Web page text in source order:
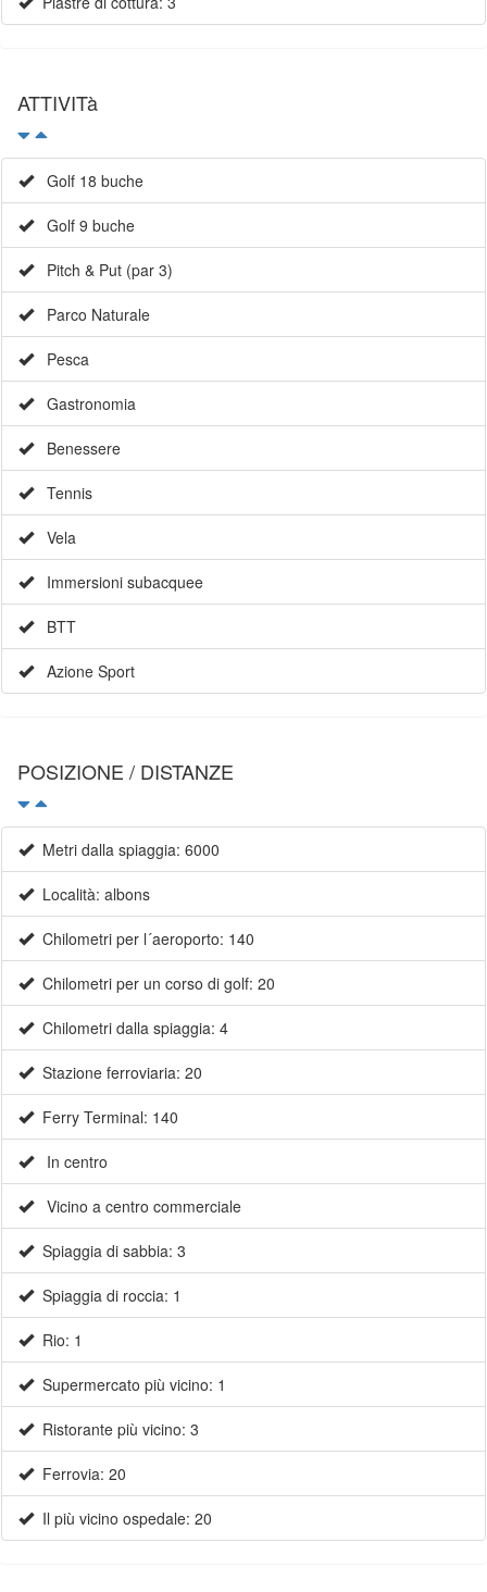
ATTIVITà
Golf 18 buche
Golf 9 buche
Pitch & Put (par 3)
Parco Naturale
Pesca
Gastronomia
Benessere
Tennis
Vela
Immersioni subacquee
BTT
Azione Sport
POSIZIONE / DISTANZE
Metri dalla spiaggia: 6000
Località: albons
Chilometri per l´aeroporto: 140
Chilometri per un corso di golf: 20
Chilometri dalla spiaggia: 4
Stazione ferroviaria: 20
Ferry Terminal: 140
In centro
Vicino a centro commerciale
Spiaggia di sabbia: 3
Spiaggia di roccia: 1
Rio: 1
Supermercato più vicino: 1
Ristorante più vicino: 3
Ferrovia: 20
Il più vicino ospedale: 20